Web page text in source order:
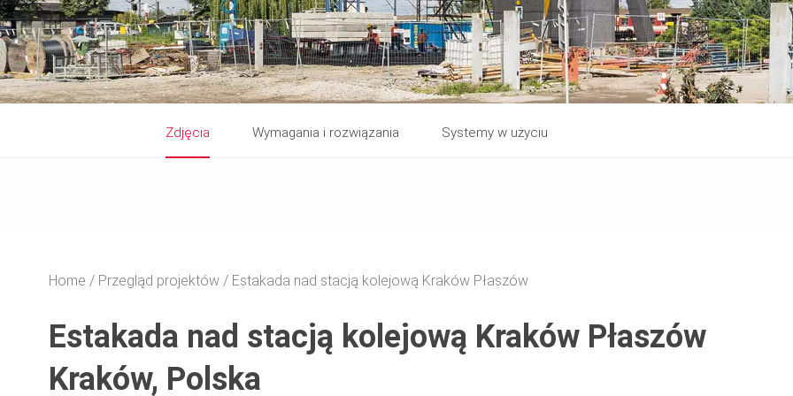
Zdjęcia Wymagania i rozwiązania Systemy w użyciu
Home Przegląd projektów Estakada nad stacją kolejową Kraków Płaszów
Estakada nad stacją kolejową Kraków Płaszów
Kraków, Polska